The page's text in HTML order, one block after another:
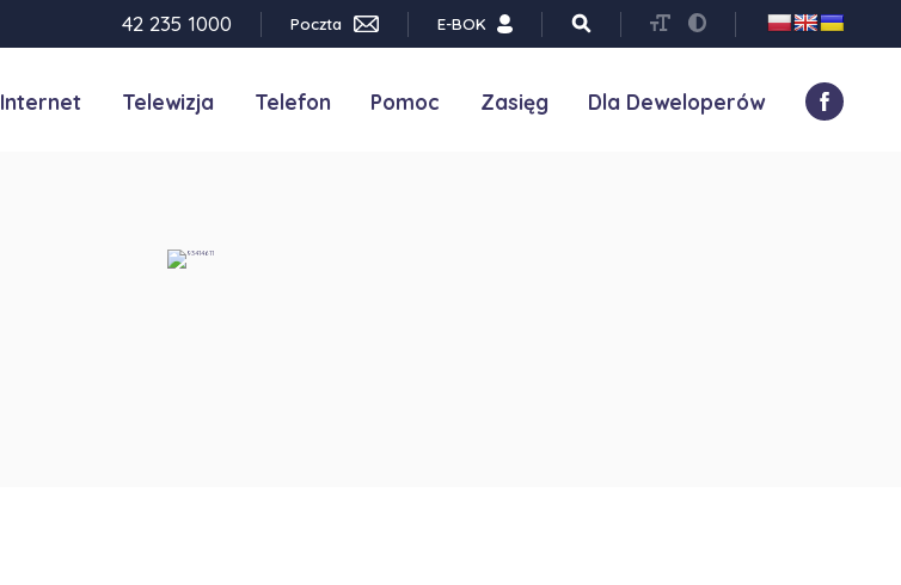
42 235 1000 Poczta E-BOK
Internet Telewizja Telefon Pomoc Zasięg Dla Deweloperów